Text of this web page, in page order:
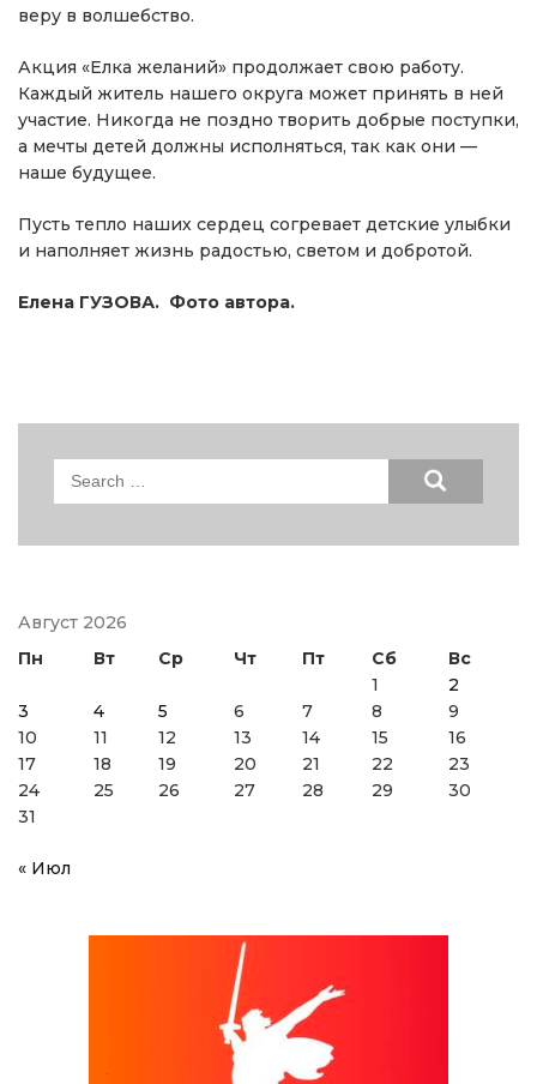
веру в волшебство.
Акция «Елка желаний» продолжает свою работу.
Каждый житель нашего округа может принять в ней
участие. Никогда не поздно творить добрые поступки,
а мечты детей должны исполняться, так как они —
наше будущее.
Пусть тепло наших сердец согревает детские улыбки
и наполняет жизнь радостью, светом и добротой.
Елена ГУЗОВА. Фото автора.
Search
Август 2026
Пн
Вт Ср Чт Пт Сб
Вс
1
2
3
4 5 6 7 8
9
10
11 12 13 14 15
16
17
18 19 20 21 22
23
24
25 26 27 28 29
30
31
« Июл